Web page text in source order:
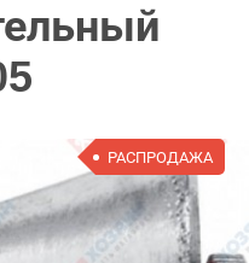
РАСПРОДАЖА